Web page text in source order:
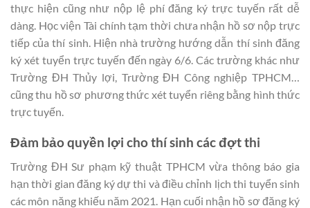
thực hiện cũng như nộp lệ phí đăng ký trực tuyến rất dễ
dàng. Học viện Tài chính tạm thời chưa nhận hồ sơ nộp trực
tiếp của thí sinh. Hiện nhà trường hướng dẫn thí sinh đăng
ký xét tuyển trực tuyến đến ngày 6/6. Các trường khác như
Trường ĐH Thủy lợi, Trường ĐH Công nghiệp TPHCM…
cũng thu hồ sơ phương thức xét tuyển riêng bằng hình thức
trực tuyến.
Đảm bảo quyền lợi cho thí sinh các đợt thi
Trường ĐH Sư phạm kỹ thuật TPHCM vừa thông báo gia
hạn thời gian đăng ký dự thi và điều chỉnh lịch thi tuyển sinh
các môn năng khiếu năm 2021. Hạn cuối nhận hồ sơ đăng ký